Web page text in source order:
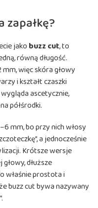
zapałkę?
jakobuzz cut, to
równą długość.
mm, więc skóra głowy
i kształt czaszki
ascetycznie,
półśrodki.
mm, bo przy nich włosy
a jednocześnie
Krótsze wersje
dłuższe
właśnie prostota i
buzz cut bywa nazywany